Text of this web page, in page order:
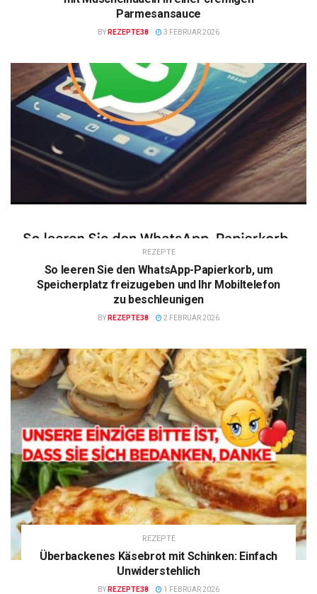
Parmesansauce
BY REZEPTE38 3 FEBRUAR 2026
REZEPTE
So leeren Sie den WhatsApp-Papierkorb, um
Speicherplatz freizugeben und Ihr Mobiltelefon
zu beschleunigen
BY REZEPTE38 2 FEBRUAR 2026
REZEPTE
Überbackenes Käsebrot mit Schinken: Einfach
Unwiderstehlich
BY REZEPTE38 1 FEBRUAR 2026